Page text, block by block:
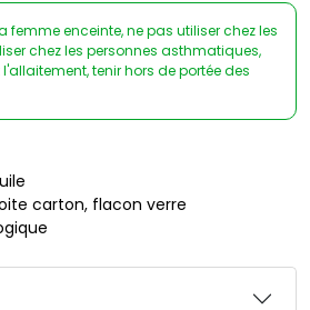
femme enceinte, ne pas utiliser chez les
chez les personnes asthmatiques,
tenir hors de portée des
carton, flacon verre